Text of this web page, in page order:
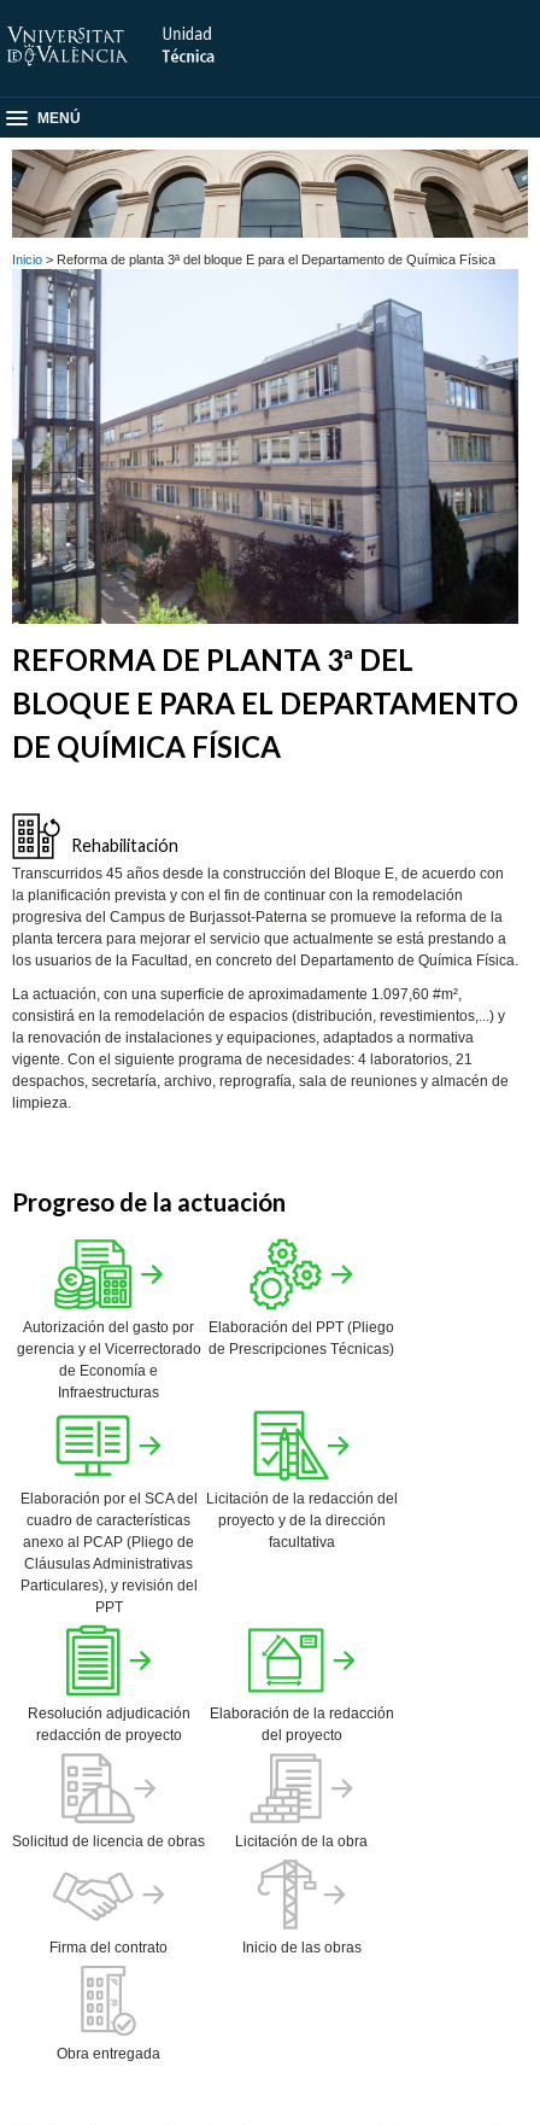
MENÚ
Inicio > Reforma de planta 3ª del bloque E para el Departamento de Química Física
REFORMA DE PLANTA 3ª DEL
BLOQUE E PARA EL DEPARTAMENTO
DE QUÍMICA FÍSICA
Rehabilitación
Transcurridos 45 años desde la construcción del Bloque E, de acuerdo con
la planificación prevista y con el fin de continuar con la remodelación
progresiva del Campus de Burjassot-Paterna se promueve la reforma de la
planta tercera para mejorar el servicio que actualmente se está prestando a
los usuarios de la Facultad, en concreto del Departamento de Química Física.
La actuación, con una superficie de aproximadamente 1.097,60 #m²,
consistirá en la remodelación de espacios (distribución, revestimientos,...) y
la renovación de instalaciones y equipaciones, adaptados a normativa
vigente. Con el siguiente programa de necesidades: 4 laboratorios, 21
despachos, secretaría, archivo, reprografía, sala de reuniones y almacén de
limpieza.
Progreso de la actuación
Autorización del gasto por
gerencia y el Vicerrectorado
de Economía e
Infraestructuras
Elaboración del PPT (Pliego
de Prescripciones Técnicas)
Elaboración por el SCA del
cuadro de características
anexo al PCAP (Pliego de
Cláusulas Administrativas
Particulares), y revisión del
PPT
Licitación de la redacción del
proyecto y de la dirección
facultativa
Resolución adjudicación
redacción de proyecto
Elaboración de la redacción
del proyecto
Solicitud de licencia de obras Licitación de la obra
Firma del contrato Inicio de las obras
Obra entregada